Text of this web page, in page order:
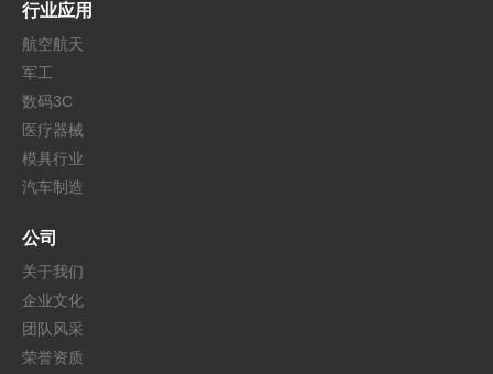
行业应用
航空航天
军工
数码3C
医疗器械
模具行业
汽车制造
公司
关于我们
企业文化
团队风采
荣誉资质